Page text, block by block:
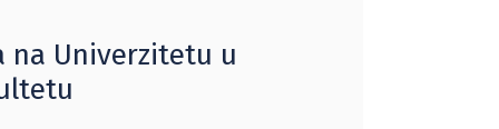
na Univerzitetu u